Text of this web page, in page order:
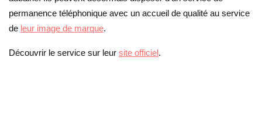
permanence téléphonique avec un accueil de qualité au service
de leur image de marque.
Découvrir le service sur leur site officiel.